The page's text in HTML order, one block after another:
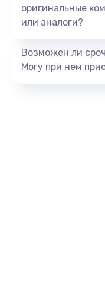
оригинальные
или аналоги?
Возможен ли
Могу при нем